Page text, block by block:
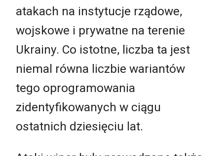
atakach na instytucje rządowe,
wojskowe i prywatne na terenie
Ukrainy. Co istotne, liczba ta jest
niemal równa liczbie wariantów
tego oprogramowania
zidentyfikowanych w ciągu
ostatnich dziesięciu lat.